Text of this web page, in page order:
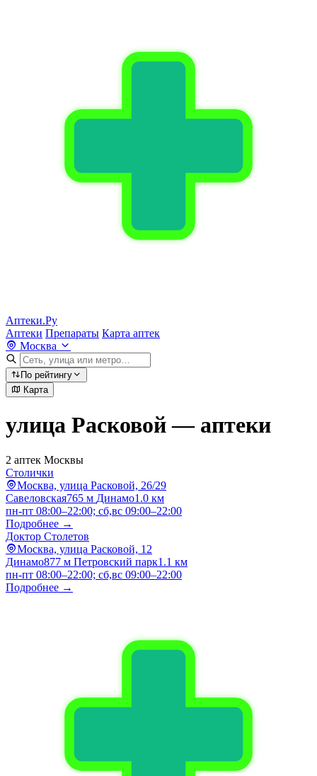
Аптеки.Ру
Аптеки Препараты Карта аптек
Москва
По рейтингу
Карта
улица Расковой — аптеки
2 аптек Москвы
Столички
Москва, улица Расковой, 26/29
Савеловская765 м Динамо1.0 км
пн-пт 08:00–22:00; сб,вс 09:00–22:00
Подробнее →
Доктор Столетов
Москва, улица Расковой, 12
Динамо877 м Петровский парк1.1 км
пн-пт 08:00–22:00; сб,вс 09:00–22:00
Подробнее →